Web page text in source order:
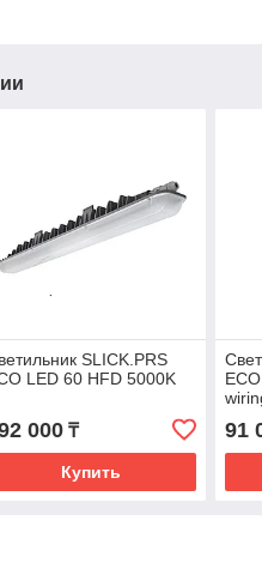
SLICK.PRS
LED 60 HFD 5000K
000₸
Купить
91